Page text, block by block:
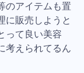
のアイテムも置
に販売しようと
って良い美容
考えられてるん